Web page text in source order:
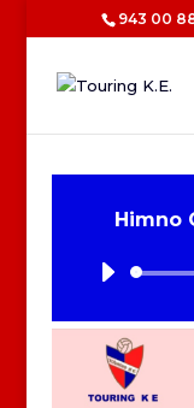
943 00
Himno